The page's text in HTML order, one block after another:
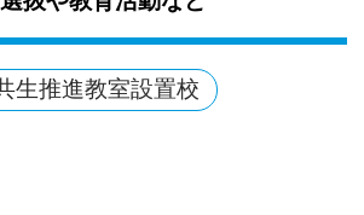
生推進教室設置校